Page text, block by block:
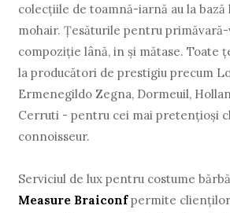
colecţiile de toamnă-iarnă au la bază
mohair. Ţesăturile pentru
compoziţie lână, in şi mătase. Toate
la producători de prestigiu precum
Ermenegildo Zegna, Dormeuil,
Cerruti - pentru cei mai pretenţioşi
connoisseur.
Serviciul de lux pentru costume
Measure Braiconfpermite clienţilor